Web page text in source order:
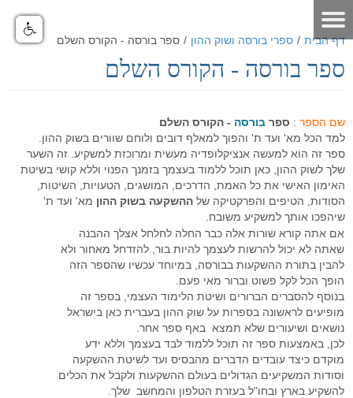
דף הבית / ספרי בורסה ושוק ההון / ספר בורסה - הקורס השלם
ספר בורסה - הקורס השלם
שם הספר : ספר בורסה - הקורס השלם
למד הכל מא' ועד ת' והפוך למאלף דובים ולוחם שוורים בשוק ההון.
ספר זה הוא למעשה אנציקלופדיה מעשית ומרוכזת למשקיע. זה השער
שלך לשוק ההון, כאן תוכל ללמוד בעצמך בזמנך הפנוי וללא קושי בשיטת
האימון האישי את כל האמת, הדרכים, המושגים, הטעויות, השיטות,
הסודות, הטיפים והפרקטיקה של ההשקעה בשוק ההון מא' ועד ת'
שיהפכו אותך למשקיע משובח.
אם אתה קורא שורות אלה כבר החלה לחלחל אצלך ההבנה
שאתה לא יכול להרשות לעצמך להיות בור, להזדחל מאחור ולא
להבין בתורת ההשקעות בבורסה, במיוחד עכשיו שהספר הזה
הופך הכל לקל פשוט וברור מאי פעם.
בנוסף להסברים הברורים ושיטת הלימוד העצמי, בספר זה
מופיעים לראשונה בספרות על שוק ההון בעברית כאן בישראל
נושאים ושיעורים שלא תמצא באף ספר אחר.
לכן, באמצעות ספר זה תוכל ללמוד לבד בעצמך וללא ידע
מוקדם כיצד עובדים הדברים מהבסיס ועד לשיטת ההשקעה
וסודות המשקיעים הגדולים בעולם ההשקעות ולקבל את הכלים
להשקיע בארץ ובחו"ל בעזרת הטלפון והמחשב שלך.
דף הבית
אודות האתר
אודות חברת GO4IT
הסיכון במסחר בבורסה
לוח ארועים
תקנון האתר
דרושים
הטכנולוגיה
מאמרים
מאמרים שוק ההון
מונחי שוק ההון
כלים לסוחר
כלים לסוחר
כלים למסחר בישראל
כלים למסחר בחול
כלים לתחזוקת המחשב
קישורים שימושיים
נתונים כלכליים
מחשבון המרת מטבעות
יומן אירועים כלכליים עולמי - יומי
מחשבון פיבוט
מדדי בורסה עולמיים
פורום שוק ההון
פורום אופציות מעוף
פורום ניתוח טכני
פורום מטח
פורום מסחר אוטומטי
הכר את מערכת המסחר
הכר את מערכת המסחר
סרטוני הדרכה - לשוניות המערכת
סרטוני הדרכה כלליים
מדריכים מצולמים
מערכת מסחר
מערכת מסחר FMR
מערכת מסחר אוטומטי GO4IT
סימולטור מסחר Go4iTrainer
מערכת מידע וציטוטים Go4iTicker
מסחר אוטומטי
מסחר אוטומטי במטח
קורס פיתוח ובדיקת אסטרטגיות
קורס מטח לסוחרים בזמן אמת
מסחר אוטומטי לרצף
פלטפורמת הממשק הראשית
מסחר אוטומטי באופציות מעו"ף
מסחר עצמאי בבורסה
מסחר עצמאי
שאלות נפוצות
מסחר בבורסה